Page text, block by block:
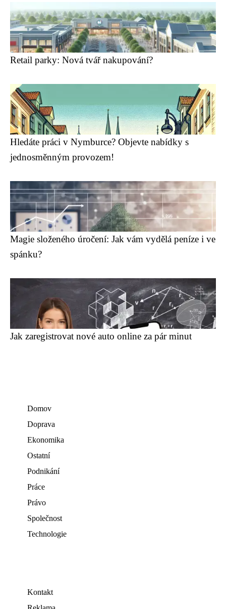
Retail parky: Nová tvář nakupování?
Hledáte práci v Nymburce? Objevte nabídky s
jednosměnným provozem!
Magie složeného úročení: Jak vám vydělá peníze i ve
spánku?
Jak zaregistrovat nové auto online za pár minut
Domov
Doprava
Ekonomika
Ostatní
Podnikání
Práce
Právo
Společnost
Technologie
Kontakt